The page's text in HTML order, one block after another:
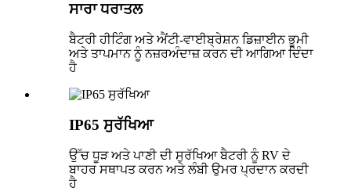
ਸਾਰਾ ਧਰਾਤਲ
ਬੈਟਰੀ ਹੀਟਿੰਗ ਅਤੇ ਐਂਟੀ-ਵਾਈਬ੍ਰੇਸ਼ਨ ਡਿਜ਼ਾਈਨ ਭੂਮੀ
ਅਤੇ ਤਾਪਮਾਨ ਨੂੰ ਨਜ਼ਰਅੰਦਾਜ਼ ਕਰਨ ਦੀ ਆਗਿਆ ਦਿੰਦਾ
ਹੈ
IP65 ਸੁਰੱਖਿਆ
ਉੱਚ ਧੂੜ ਅਤੇ ਪਾਣੀ ਦੀ ਸੁਰੱਖਿਆ ਬੈਟਰੀ ਨੂੰ RV ਦੇ
ਬਾਹਰ ਸਥਾਪਤ ਕਰਨ ਅਤੇ ਲੰਬੀ ਉਮਰ ਪ੍ਰਦਾਨ ਕਰਦੀ
ਹੈ